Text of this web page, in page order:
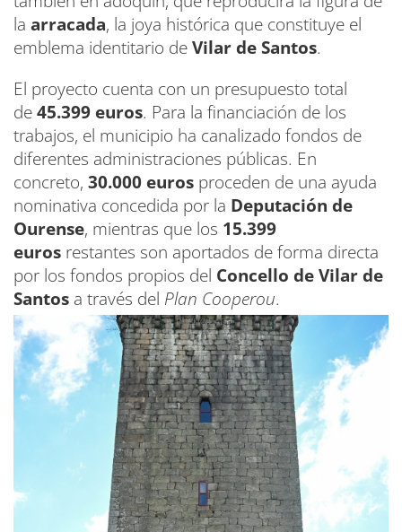
la arracada, la joya histórica que constituye el
emblema identitario deVilar de Santos.
El proyecto cuenta con un presupuesto total
de45.399 euros. Para la financiación de los
trabajos, el municipio ha canalizado fondos de
diferentes administraciones públicas. En
concreto, 30.000 euros proceden de una ayuda
nominativa concedida por la Deputación de
Ourense, mientras que los 15.399
euros restantes son aportados de forma directa
por los fondos propios del Concello de Vilar de
Santos a través del Plan Cooperou.